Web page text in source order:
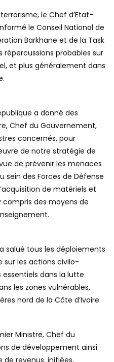
le Chef d’Etat-
le Conseil National de
Barkhane et de la Task
répercussions probables sur
et plus généralement dans
a donné des
Chef du Gouvernement,
concernés, pour
de notre stratégie de
de prévenir les menaces
des Forces de Défense
de matériels et
compris des moyens de
salué tous les déploiements
sur les actions civilo-
dans la lutte
les zones vulnérables,
nord de la Côte d’Ivoire.
Ministre, Chef du
de développement ainsi
revenus, initiées,